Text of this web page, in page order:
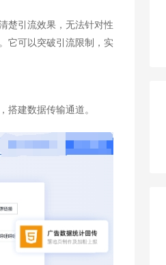
楚引流效果，无法针对性
它可以突破引流限制，实
搭建数据传输通道。